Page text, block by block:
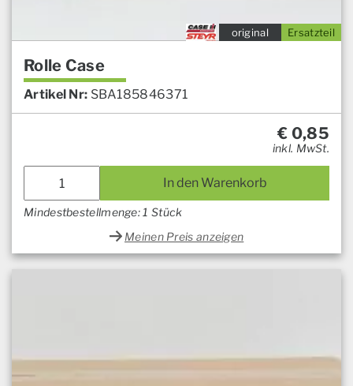
Ersatzteil
original
Rolle Case
Artikel Nr: SBA185846371
€ 0,85
inkl. MwSt.
In den Warenkorb
Mindestbestellmenge: 1 Stück
Meinen Preis anzeigen